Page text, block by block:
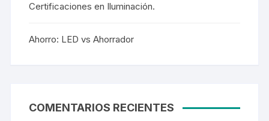
Certificaciones en Iluminación.
Ahorro: LED vs Ahorrador
COMENTARIOS RECIENTES